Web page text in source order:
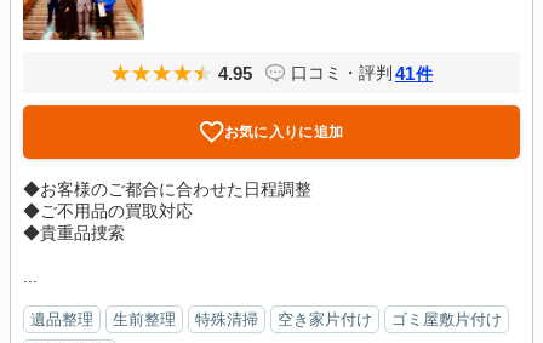
4.95 口コミ・評判 41件
お気に入りに追加
◆お客様のご都合に合わせた日程調整
◆ご不用品の買取対応
◆貴重品捜索
遺品整理 生前整理 特殊清掃 空き家片付け
ゴミ屋敷片付け